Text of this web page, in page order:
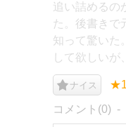
追い詰めるの
た。後書きで
知って驚いた
して欲しいが
ナイス
コメント(0)